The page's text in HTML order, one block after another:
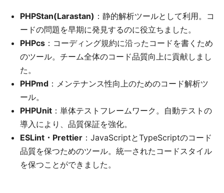
PHPStan(Larastan) ：静的解析ツールとして利用。コ
ードの問題を早期に発見するのに役立ちました。
PHPcs ：コーディング規約に沿ったコードを書くため
のツール。チーム全体のコード品質向上に貢献しまし
た。
PHPmd ：メンテナンス性向上のためのコード解析ツ
ール。
PHPUnit ：単体テストフレームワーク。自動テストの
導入により、品質保証を強化。
ESLint・Prettier ：JavaScriptとTypeScriptのコード
品質を保つためのツール。統一されたコードスタイル
を保つことができました。